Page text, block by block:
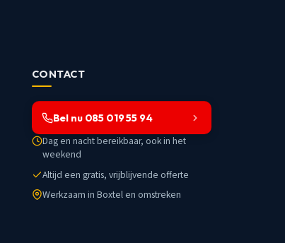
CONTACT
Bel nu 085 019 55 94
Dag en nacht bereikbaar, ook in het
weekend
Altijd een gratis, vrijblijvende offerte
Werkzaam in Boxtel en omstreken